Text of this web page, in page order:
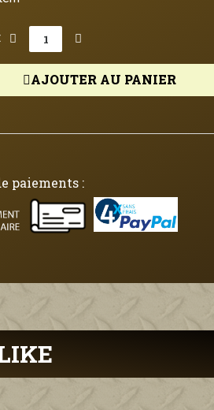
AJOUTER AU PANIER
paiements :